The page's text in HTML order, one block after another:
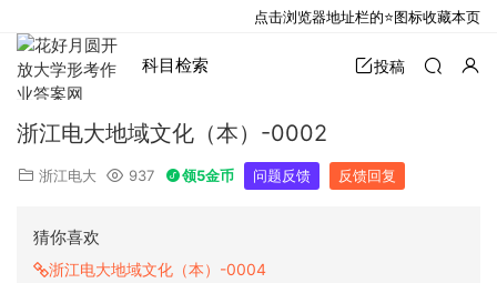
科目检索 投稿
浙江电大地域文化（本）-0002
浙江电大 937 领5金币 问题反馈 反馈回复
猜你喜欢
浙江电大地域文化（本）-0004
点击浏览器地址栏的⭐图标收藏本页